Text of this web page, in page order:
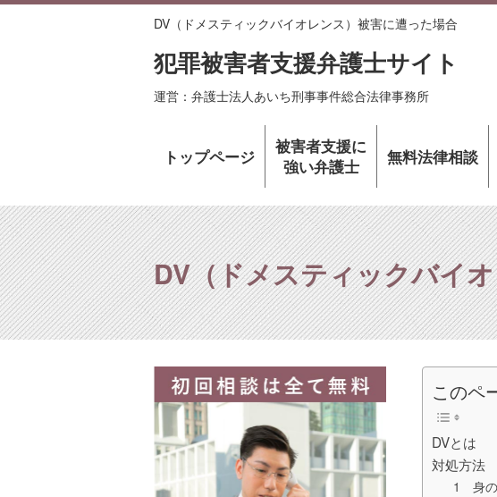
DV（ドメスティックバイオレンス）被害に遭った場合
犯罪被害者支援弁護士サイト
運営：弁護士法人あいち刑事事件総合法律事務所
トップページ
被害者支援に
強い弁護士
無料法律相談
DV（ドメスティックバイ
このペ
DVとは
対処方法
1 身の